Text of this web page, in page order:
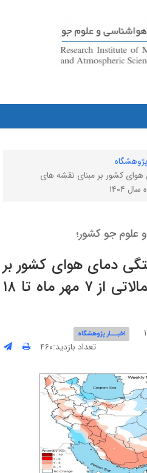
کشور بر مبنای نقشه های
علوم جو کشور؛
دمای هوای کشور بر
مبنای نقشه های احتمالاتی از ۷ مهر ماه تا ۱۸
اخبـــار پژوهشگاه
تعداد بازدید:۴۶۰